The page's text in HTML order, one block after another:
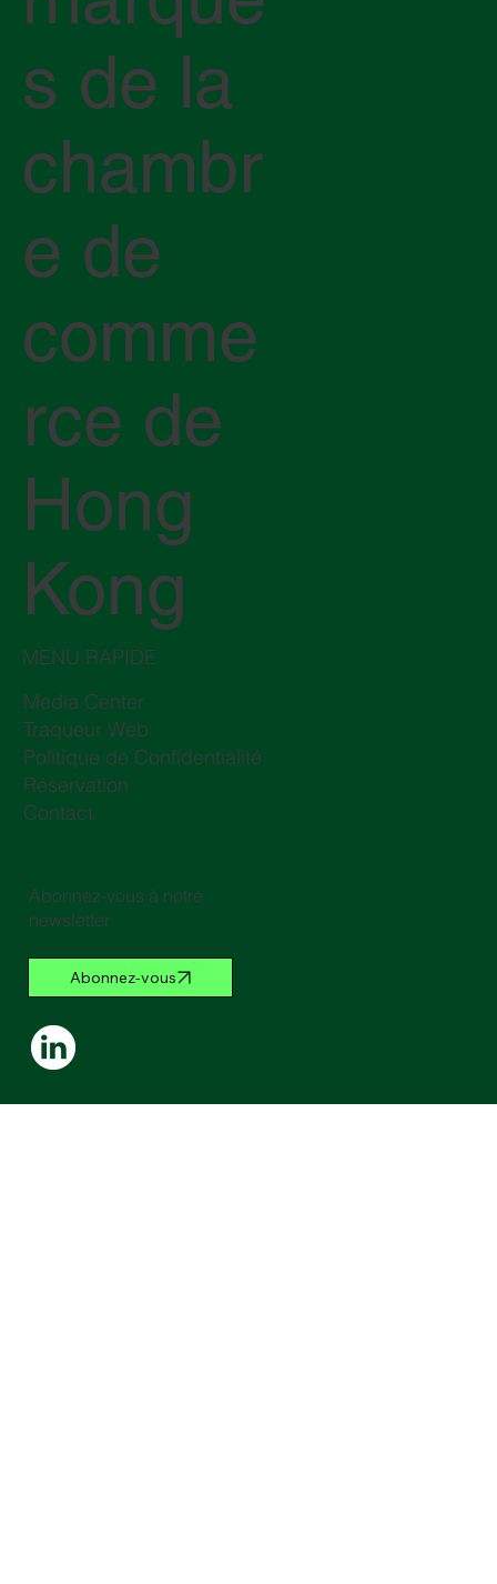
s de la
chambr
e de
comme
rce de
Hong
Kong
MENU RAPIDE
Media Center
Traqueur Web
Politique de Confidentialité
Réservation
Contact
Abonnez-vous à notre
newsletter
Abonnez-vous